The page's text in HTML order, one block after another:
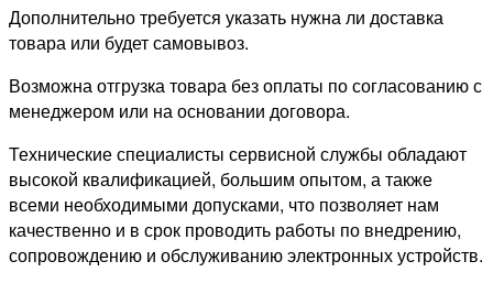
Дополнительно требуется указать нужна ли доставка
товара или будет самовывоз.
Возможна отгрузка товара без оплаты по согласованию с
менеджером или на основании договора.
Технические специалисты сервисной службы обладают
высокой квалификацией, большим опытом, а также
всеми необходимыми допусками, что позволяет нам
качественно и в срок проводить работы по внедрению,
сопровождению и обслуживанию электронных устройств.